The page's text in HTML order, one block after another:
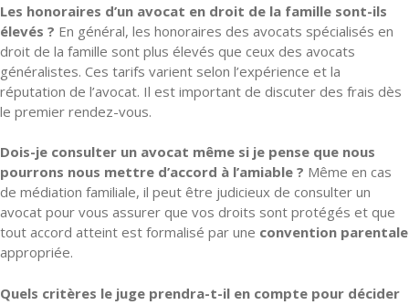
Les honoraires d’un avocat en droit de la famille sont-ils
élevés ? En général, les honoraires des avocats spécialisés en
droit de la famille sont plus élevés que ceux des avocats
généralistes. Ces tarifs varient selon l’expérience et la
réputation de l’avocat. Il est important de discuter des frais dès
le premier rendez-vous.
Dois-je consulter un avocat même si je pense que nous
pourrons nous mettre d’accord à l’amiable ? Même en cas
de médiation familiale, il peut être judicieux de consulter un
avocat pour vous assurer que vos droits sont protégés et que
tout accord atteint est formalisé par une convention parentale
appropriée.
Quels critères le juge prendra-t-il en compte pour décider